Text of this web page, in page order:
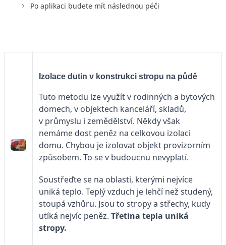
Po aplikaci budete mít následnou péči
Izolace dutin v konstrukci stropu na půdě
Tuto metodu lze využít v rodinných a bytových
domech, v objektech kanceláří, skladů,
v průmyslu i zemědělství. Někdy však
nemáme dost peněz na celkovou izolaci
domu. Chybou je izolovat objekt provizorním
způsobem. To se v budoucnu nevyplatí.
Soustřeďte se na oblasti, kterými nejvíce
uniká teplo. Teplý vzduch je lehčí než studený,
stoupá vzhůru. Jsou to stropy a střechy, kudy
utíká nejvíc peněz. Třetina tepla uniká
stropy.